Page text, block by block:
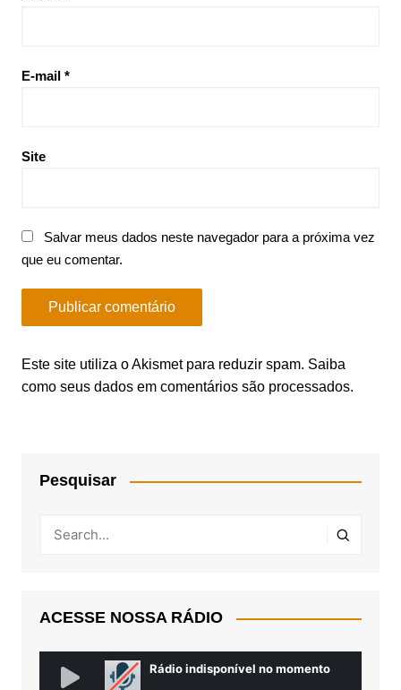
E-mail *
Site
Salvar meus dados neste navegador para a próxima vez
que eu comentar.
Este site utiliza o Akismet para reduzir spam. Saiba
como seus dados em comentários são processados.
Pesquisar
ACESSE NOSSA RÁDIO